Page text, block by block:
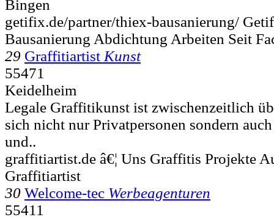
Bingen
getifix.de/partner/thiex-bausanierung/
Bausanierung Abdichtung Arbeiten Seit
29 Graffitiartist Kunst
55471
Keidelheim
Legale Graffitikunst ist zwischenzeitlich
sich nicht nur Privatpersonen sondern
und..
graffitiartist.de â€¦ Uns Graffitis Projekte
Graffitiartist
30 Welcome-tec Werbeagenturen
55411